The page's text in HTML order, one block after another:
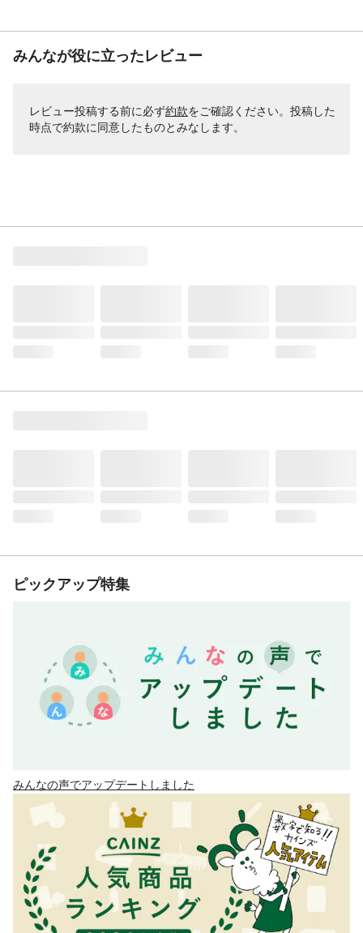
みんなが役に立ったレビュー
レビュー投稿する前に必ず約款をご確認ください。投稿した
時点で約款に同意したものとみなします。
ピックアップ特集
みんなの声でアップデートしました